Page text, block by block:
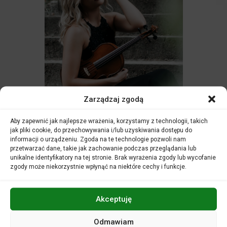
Zarządzaj zgodą
Aby zapewnić jak najlepsze wrażenia, korzystamy z technologii, takich
jak pliki cookie, do przechowywania i/lub uzyskiwania dostępu do
informacji o urządzeniu. Zgoda na te technologie pozwoli nam
przetwarzać dane, takie jak zachowanie podczas przeglądania lub
unikalne identyfikatory na tej stronie. Brak wyrażenia zgody lub wycofanie
zgody może niekorzystnie wpłynąć na niektóre cechy i funkcje.
Akceptuję
Odmawiam
Amelia Maszońskaprzez recenzentów zaliczana jest do
najlepszych skrzypków młodego pokolenia. Podkreślają
Te zalety oraz ciągła praca młodej artystki nad
doskonaleniem warsztatu muzycznego zaowocowały
nagrodami, stypendiami i możliwością koncertowania z
najlepszymi. Rozpoczęła naukę gry na skrzypcach w wieku